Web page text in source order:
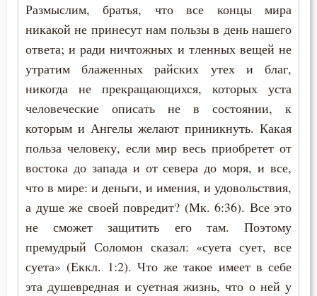
Ересь
Жизнь
Жизнь вечная
Зависть
Загробная жизнь
Закон Божий
Заповеди
Каллист Ангеликуд
Киприан Карфагенский
Кирилл Иерусалимский
Климент Римский
Лев Великий
Лев Оптинский (Наголкин)
Лука (Войно-Ясенецкий)
Макарий Великий
Размыслим, братья, что все концы мира
никакой не принесут нам пользы в день нашего
ответа; и ради ничтожных и тленных вещей не
утратим блаженных райских утех и благ,
никогда не прекращающихся, которых уста
человеческие описать не в состоянии, к
которым и Ангелы желают приникнуть. Какая
польза человеку, если мир весь приобретет от
востока до запада и от севера до моря, и все,
что в мире: и деньги, и имения, и удовольствия,
а душе же своей повредит? (Мк. 6:36). Все это
не сможет защитить его там. Поэтому
премудрый Соломон сказал: «суета сует, все
суета» (Еккл. 1:2). Что же такое имеет в себе
эта душевредная и суетная жизнь, что о ней у